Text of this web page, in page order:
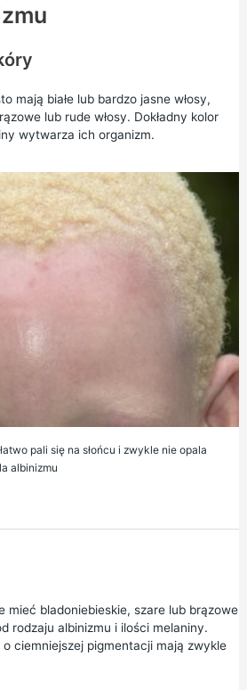
mają białe lub bardzo jasne włosy,
lub rude włosy. Dokładny kolor
wytwarza ich organizm.
pali się na słońcu i zwykle nie opala
albinizmu
mieć bladoniebieskie, szare lub brązowe
rodzaju albinizmu i ilości melaniny.
ciemniejszej pigmentacji mają zwykle